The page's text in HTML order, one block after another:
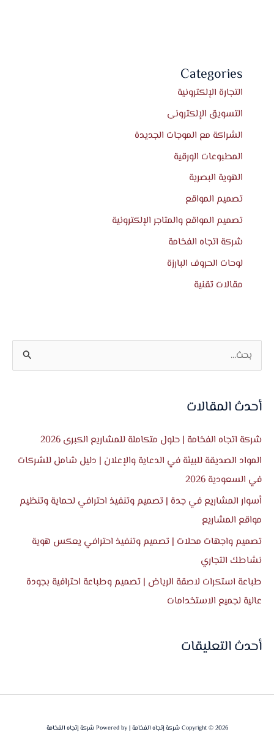
Categories
التجارة الإلكترونية
التسويق الإلكترونى
الشراكة مع الموجات الجديدة
المطبوعات الورقية
الهوية البصرية
تصميم المواقع
تصميم المواقع والمتاجر الإلكترونية
شركة اتجاه الفخامة
لوحات الحروف البارزة
مقالات تقنية
ل
ح
ث
أحدث المقالات
شركة اتجاه الفخامة | حلول متكاملة للمشاريع الكبرى 2026
المواد الصديقة للبيئة في الدعاية والإعلان | دليل شامل للشركات
في السعودية 2026
أسوار المشاريع في جدة | تصميم وتنفيذ احترافي لحماية وتنظيم
مواقع المشاريع
تصميم واجهات محلات | تصميم وتنفيذ احترافي يعكس هوية
نشاطك التجاري
طباعة استكرات لاصقة الرياض | تصميم وطباعة احترافية بجودة
عالية لجميع الاستخدامات
أحدث التعليقات
Copyright © 2026 شركة إتجاه الفخامة | Powered by شركة إتجاه الفخامة